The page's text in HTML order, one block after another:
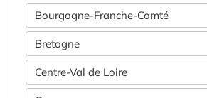
Bourgogne-Franche-Comté
Bretagne
Centre-Val de Loire